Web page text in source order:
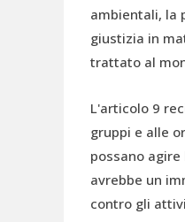
ambientali, la
giustizia in
trattato al
L'articolo 9
gruppi e alle
possano
avrebbe un
contro gli